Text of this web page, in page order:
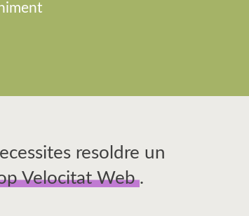
resoldre un
Velocitat Web .